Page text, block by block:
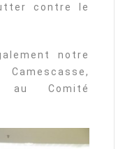
contre le
notre
au Comité